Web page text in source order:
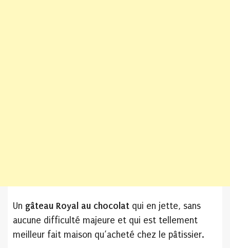
Un gâteau Royal au chocolat qui en jette, sans
aucune difficulté majeure et qui est tellement
meilleur fait maison qu’acheté chez le pâtissier.